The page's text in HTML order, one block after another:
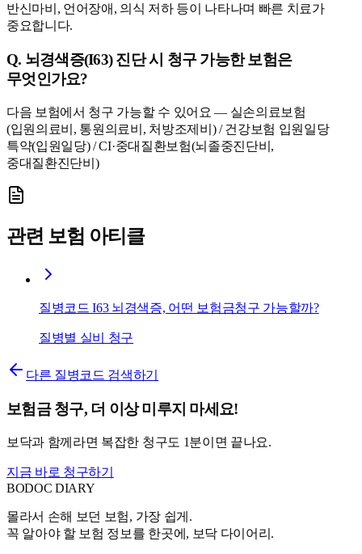
반신마비, 언어장애, 의식 저하 등이 나타나며 빠른 치료가
중요합니다.
Q. 뇌경색증(I63) 진단 시 청구 가능한 보험은
무엇인가요?
다음 보험에서 청구 가능할 수 있어요 — 실손의료보험
(입원의료비, 통원의료비, 처방조제비) / 건강보험 입원일당
특약(입원일당) / CI·중대질환보험(뇌졸중진단비,
중대질환진단비)
관련 보험 아티클
질병코드 I63 뇌경색증, 어떤 보험금청구 가능할까?
질병별 실비 청구
다른 질병코드 검색하기
보험금 청구, 더 이상 미루지 마세요!
보닥과 함께라면 복잡한 청구도 1분이면 끝나요.
지금 바로 청구하기
BODOCDIARY
몰라서 손해 보던 보험, 가장 쉽게.
꼭 알아야 할 보험 정보를 한곳에, 보닥 다이어리.